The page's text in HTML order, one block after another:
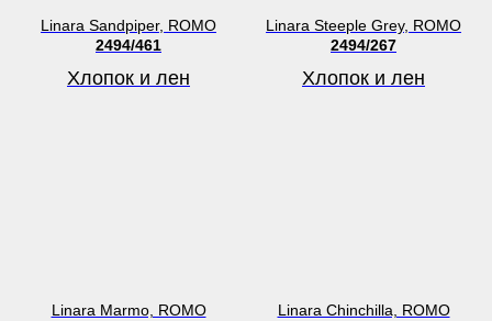
Linara Sandpiper, ROMO
2494/461
Хлопок и лен
Linara Steeple Grey, ROMO
2494/267
Хлопок и лен
Linara Marmo, ROMO
Linara Chinchilla, ROMO